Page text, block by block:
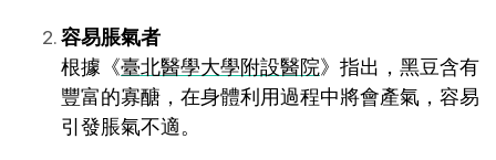
容易脹氣者
根據《臺北醫學大學附設醫院》指出，黑豆含有
豐富的寡醣，在身體利用過程中將會產氣，容易
引發脹氣不適。